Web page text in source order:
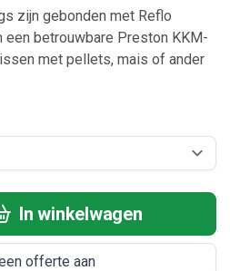
zijn gebonden met Reflo
een betrouwbare Preston KKM-
met pellets, mais of ander
In winkelwagen
offerte aan